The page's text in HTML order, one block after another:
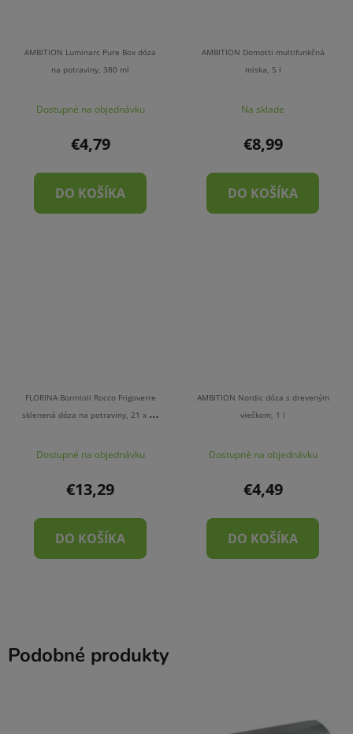
AMBITION Luminarc Pure Box dóza
na potraviny, 380 ml
Dostupné na objednávku
€4,79
DO KOŠÍKA
AMBITION Domotti multifunkčná
miska, 5 l
Na sklade
€8,99
DO KOŠÍKA
FLORINA Bormioli Rocco Frigoverre
sklenená dóza na potraviny, 21 x 13
Dostupné na objednávku
€13,29
DO KOŠÍKA
AMBITION Nordic dóza s dreveným
viečkom, 1 l
Dostupné na objednávku
€4,49
DO KOŠÍKA
Podobné produkty